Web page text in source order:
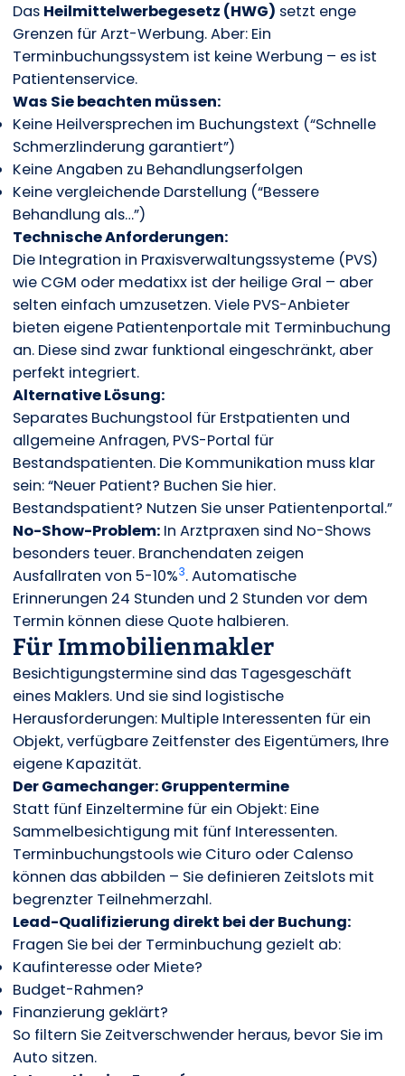
Das Heilmittelwerbegesetz (HWG) setzt enge
Grenzen für Arzt-Werbung. Aber: Ein
Terminbuchungssystem ist keine Werbung – es ist
Patientenservice.
Was Sie beachten müssen:
Keine Heilversprechen im Buchungstext (“Schnelle
Schmerzlinderung garantiert”)
Keine Angaben zu Behandlungserfolgen
Keine vergleichende Darstellung (“Bessere
Behandlung als…”)
Technische Anforderungen:
Die Integration in Praxisverwaltungssysteme (PVS)
wie CGM oder medatixx ist der heilige Gral – aber
selten einfach umzusetzen. Viele PVS-Anbieter
bieten eigene Patientenportale mit Terminbuchung
an. Diese sind zwar funktional eingeschränkt, aber
perfekt integriert.
Alternative Lösung:
Separates Buchungstool für Erstpatienten und
allgemeine Anfragen, PVS-Portal für
Bestandspatienten. Die Kommunikation muss klar
sein: “Neuer Patient? Buchen Sie hier.
Bestandspatient? Nutzen Sie unser Patientenportal.”
No-Show-Problem:In Arztpraxen sind No-Shows
besonders teuer. Branchendaten zeigen
Ausfallraten von 5-10%3. Automatische
Erinnerungen 24 Stunden und 2 Stunden vor dem
Termin können diese Quote halbieren.
Für Immobilienmakler
Besichtigungstermine sind das Tagesgeschäft
eines Maklers. Und sie sind logistische
Herausforderungen: Multiple Interessenten für ein
Objekt, verfügbare Zeitfenster des Eigentümers, Ihre
eigene Kapazität.
Der Gamechanger: Gruppentermine
Statt fünf Einzeltermine für ein Objekt: Eine
Sammelbesichtigung mit fünf Interessenten.
Terminbuchungstools wie Cituro oder Calenso
können das abbilden – Sie definieren Zeitslots mit
begrenzter Teilnehmerzahl.
Lead-Qualifizierung direkt bei der Buchung:
Fragen Sie bei der Terminbuchung gezielt ab:
Kaufinteresse oder Miete?
Budget-Rahmen?
Finanzierung geklärt?
So filtern Sie Zeitverschwender heraus, bevor Sie im
Auto sitzen.